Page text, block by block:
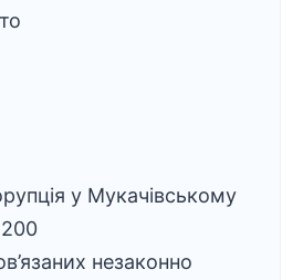
у Мукачівському
незаконно